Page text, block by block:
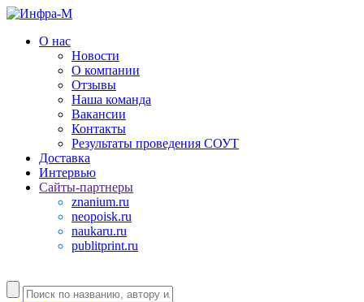
О нас
Новости
О компании
Отзывы
Наша команда
Вакансии
Контакты
Результаты проведения СОУТ
Доставка
Интервью
Сайты-партнеры
znanium.ru
neopoisk.ru
naukaru.ru
publitprint.ru